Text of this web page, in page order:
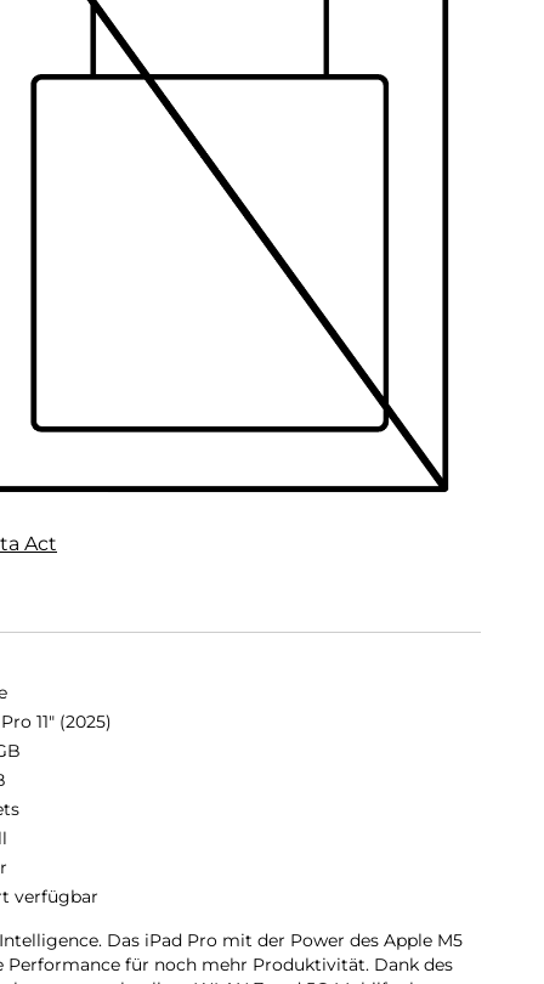
Act
11" (2025)
verfügbar
Das iPad Pro mit der Power des Apple M5
Performance für noch mehr Produktivität. Dank des